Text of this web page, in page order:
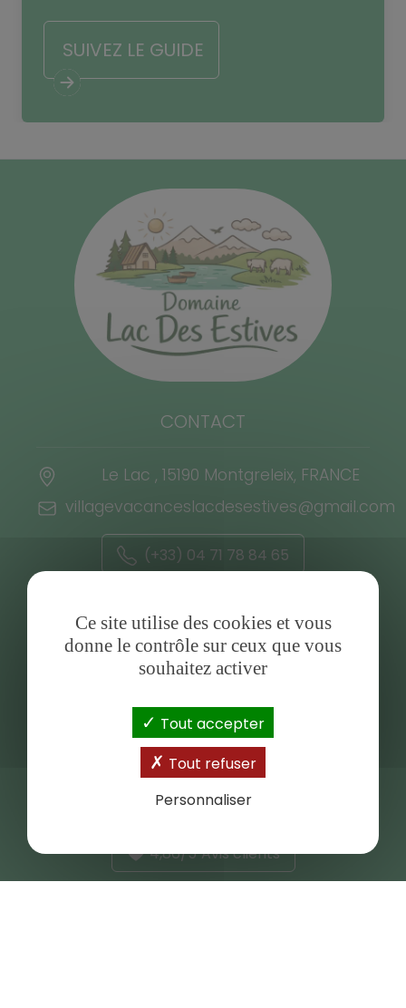
SUIVEZ LE GUIDE
CONTACT
Le Lac , 15190 Montgreleix, FRANCE
villagevacanceslacdesestives@gmail.com
(+33) 04 71 78 84 65
TELECHARGEMENTS
SOCIAL
4,86/5 Avis clients
Ce site utilise des cookies et vous
donne le contrôle sur ceux que vous
souhaitez activer
Tout accepter
Tout refuser
Personnaliser